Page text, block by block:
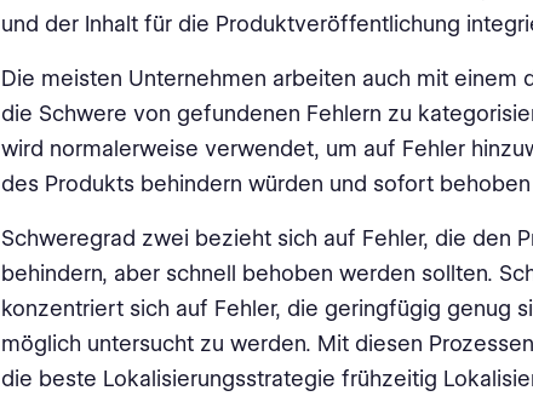
und der Inhalt für die Produktveröffentlichung
Die meisten Unternehmen arbeiten auch mit einem
die Schwere von gefundenen Fehlern zu
wird normalerweise verwendet, um auf Fehler
des Produkts behindern würden und sofort
Schweregrad zwei bezieht sich auf Fehler, die den
behindern, aber schnell behoben werden sollten.
konzentriert sich auf Fehler, die geringfügig genug
möglich untersucht zu werden. Mit diesen
die beste Lokalisierungsstrategie frühzeitig